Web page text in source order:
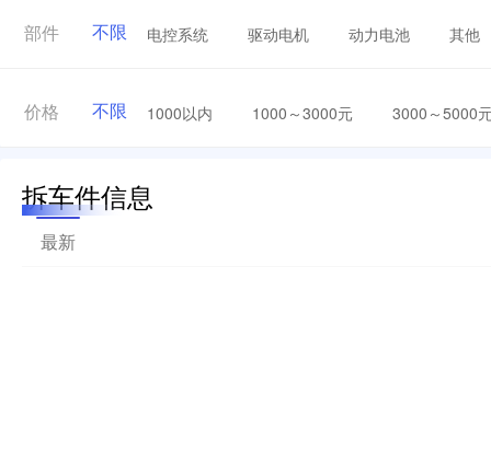
部件 不限 电控系统 驱动电机 动力电池 其他
价格 不限 1000以内 1000～3000元 3000～5000
拆车件信息
最新